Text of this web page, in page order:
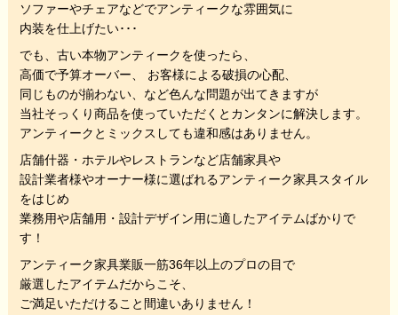
ソファーやチェアなどでアンティークな雰囲気に
内装を仕上げたい･･･
でも、 古い本物アンティークを使ったら、
高価で予算オーバー、 お客様による破損の心配、
同じものが揃わない、 など色んな問題が出てきますが
当社そっくり商品を使っていただくと カンタンに解決します。
アンティークとミックスしても違和感はありません。
店舗什器・ホテルやレストランなど店舗家具や
設計業者様やオーナー様に選ばれるアンティーク家具スタイル
をはじめ
業務用や店舗用・設計デザイン用に適したアイテムばかりで
す！
アンティーク家具業販一筋36年以上のプロの目で
厳選したアイテムだからこそ、
ご満足いただけること間違いありません！